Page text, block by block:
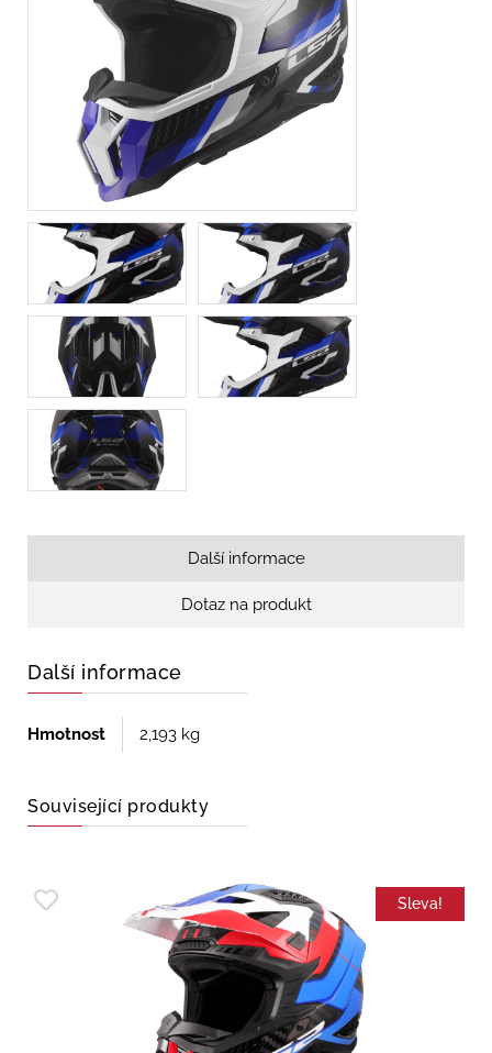
Další informace
Dotaz na produkt
Další informace
Hmotnost 2,193 kg
Související produkty
Sleva!